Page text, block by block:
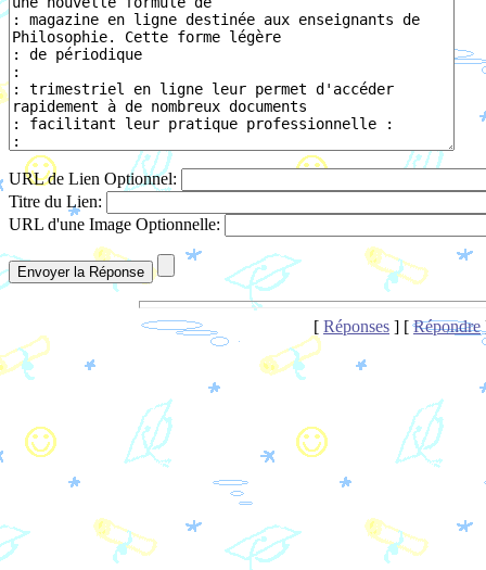
URL de Lien Optionnel:
Titre du Lien:
URL d'une Image Optionnelle:
[ Réponses ] [Répondre